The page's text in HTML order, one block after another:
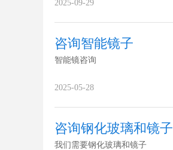
2025-09-29
咨询智能镜子
智能镜咨询
2025-05-28
咨询钢化玻璃和镜子
我们需要钢化玻璃和镜子